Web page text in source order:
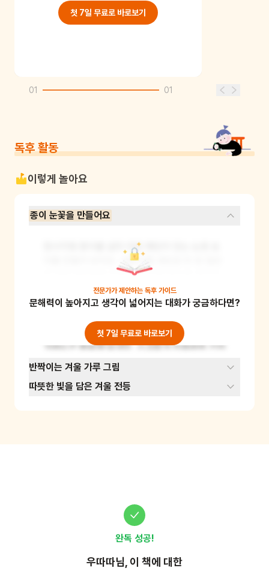
첫 7일 무료로 바로보기
01 01
독후 활동
이렇게 놀아요
종이 눈꽃을 만들어요
정사각형 종이를 살라 대칭 패턴이 있는 눈꽃 송
이를 만들어 보아요. 색종이를 세모로 두 번 접은
후 양쪽 끝부분을 전체 면의 반을 덮도록 겹치게
접어주세요. 이후 연필로 눈꽃 모양 일부를 그려
준 후 연필로 그린 부분만 오려줍니다. 펼쳐보면
그림 그린 모양이 여러 겹 반복해서 이어지면서
눈꽃 송이가 완성돼요. 만든 눈송이는 이어 붙여
가랜드로 활용해 보세요. 소근육과 집중력을 길러
주는 크래프트 아트예요. 준비물: A4용지, 가위,
전문가가 제안하는 독후 가이드
문해력이 높아지고 생각이 넓어지는 대화가 궁금하다면?
첫 7일 무료로 바로보기
반짝이는 겨울 가루 그림
따뜻한 빛을 담은 겨울 전등
완독 성공!
우따따님, 이 책에 대한